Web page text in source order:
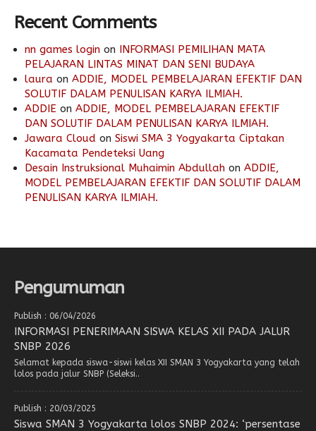
Recent Comments
nn games login on INFORMASI PEMILIHAN MATA
PELAJARAN LINTAS MINAT DAN SENI BUDAYA
laura on ADDIE, MODEL PEMBELAJARAN EFEKTIF DAN
SOLUTIF DALAM PENULISAN KARYA ILMIAH.
ADDIE on ADDIE, MODEL PEMBELAJARAN EFEKTIF
DAN SOLUTIF DALAM PENULISAN KARYA ILMIAH.
Jawara Cloud on Siswi SMA 3 Yogyakarta Ciptakan
Kacamata Pendeteksi Uang
Desain Instruksional Muhaimin Abdullah on ADDIE,
MODEL PEMBELAJARAN EFEKTIF DAN SOLUTIF DALAM
PENULISAN KARYA ILMIAH.
Pengumuman
Publish : 06/04/2026
INFORMASI PENERIMAAN SISWA KELAS XII PADA JALUR
SNBP 2026
Selamat kepada siswa-siswi kelas XII SMAN 3 Yogyakarta yang telah
lolos pada jalur SNBP (Seleksi..
Publish : 20/03/2025
Siswa SMAN 3 Yogyakarta lolos SNBP 2024: ‘persentase